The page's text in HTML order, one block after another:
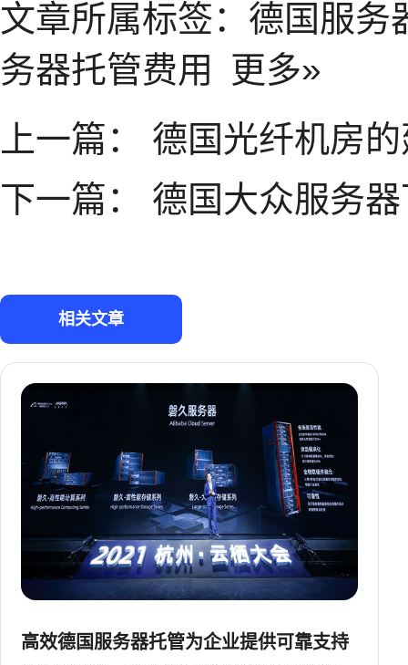
文章所属标签： 德国服务
务器托管费用
更多»
上一篇：
德国光纤机房
下一篇：
德国大众服务
相关文章
高效德国服务器托管为企业提供可靠支持